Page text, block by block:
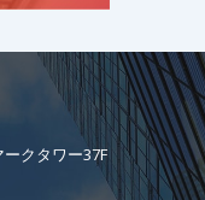
クタワー37F